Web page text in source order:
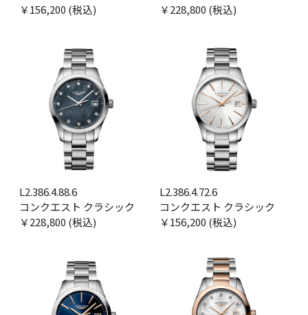
￥156,200 (税込)
￥228,800 (税込)
L2.386.4.88.6
コンクエスト クラシック
￥228,800 (税込)
L2.386.4.72.6
コンクエスト クラシック
￥156,200 (税込)